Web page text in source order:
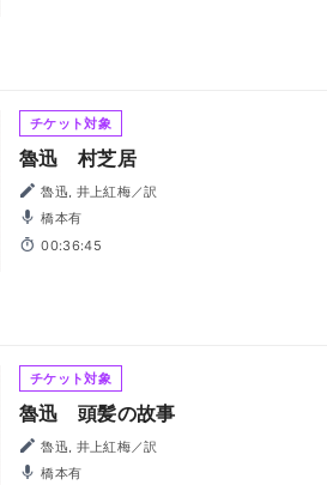
チケット対象
魯迅 村芝居
魯迅, 井上紅梅／訳
橋本有
00:36:45
チケット対象
魯迅 頭髪の故事
魯迅, 井上紅梅／訳
橋本有